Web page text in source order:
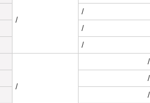
/
/
/
/
/
/
/
/